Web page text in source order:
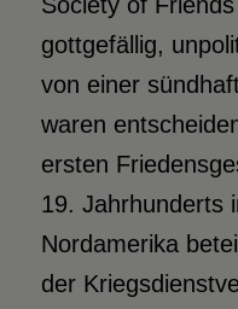
gottgefällig,
von einer
waren
ersten
19. Jahrhunderts
Nordamerika
der